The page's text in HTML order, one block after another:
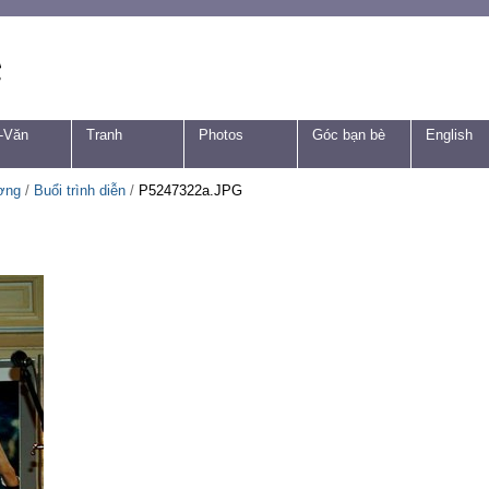
Tranh Photos Góc bạn bè English
/ Buổi trình diễn / P5247322a.JPG